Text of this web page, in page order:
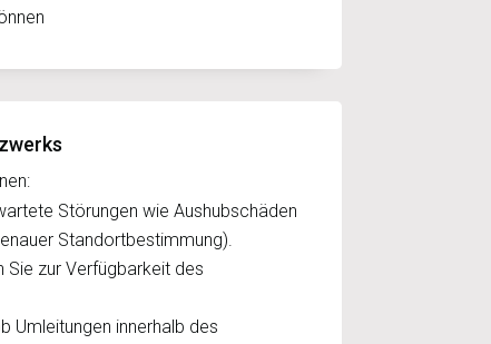
Störungen wie Aushubschäden
Standortbestimmung).
Sie zur Verfügbarkeit des
Umleitungen innerhalb des